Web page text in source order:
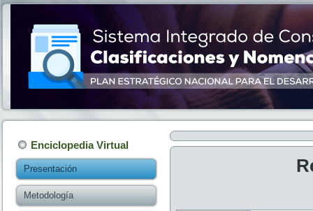
Enciclopedia Virtual
Presentación
Metodología